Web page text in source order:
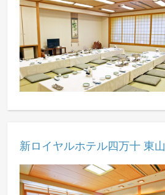
新ロイヤルホテル四万十 東山